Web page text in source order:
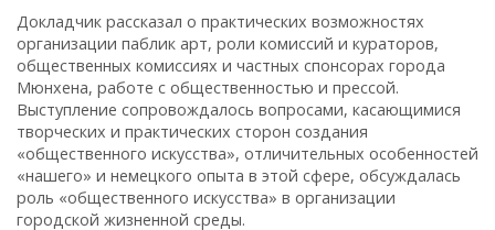
Докладчик рассказал о практических возможностях
организации паблик арт, роли комиссий и кураторов,
общественных комиссиях и частных спонсорах города
Мюнхена, работе с общественностью и прессой.
Выступление сопровождалось вопросами, касающимися
творческих и практических сторон создания
«общественного искусства», отличительных особенностей
«нашего» и немецкого опыта в этой сфере, обсуждалась
роль «общественного искусства» в организации
городской жизненной среды.